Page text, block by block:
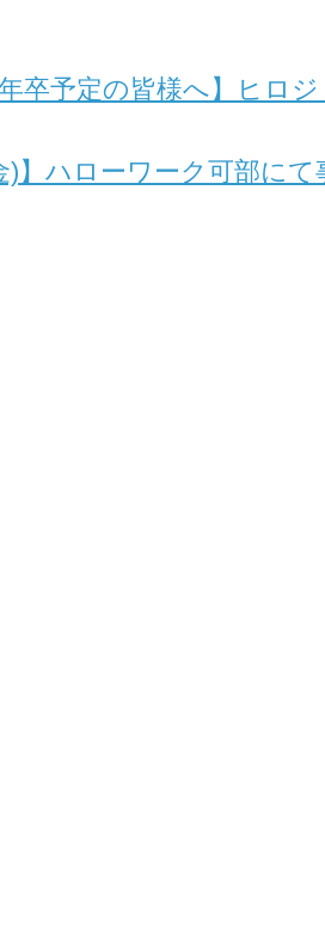
年卒予定の皆様へ】ヒロ
)】ハローワーク可部に